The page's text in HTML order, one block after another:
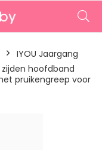
IYOU Jaargang
hoofdband
pruikengreep voor